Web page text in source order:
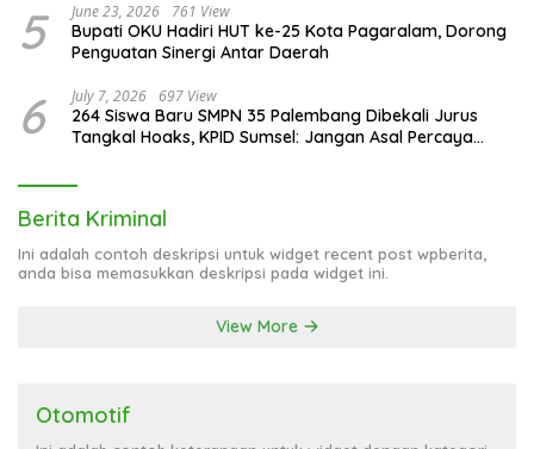
5 June 23, 2026 761 View
Bupati OKU Hadiri HUT ke-25 Kota Pagaralam, Dorong
Penguatan Sinergi Antar Daerah
6 July 7, 2026 697 View
264 Siswa Baru SMPN 35 Palembang Dibekali Jurus
Tangkal Hoaks, KPID Sumsel: Jangan Asal Percaya
Berita Kriminal
Ini adalah contoh deskripsi untuk widget recent post wpberita,
anda bisa memasukkan deskripsi pada widget ini.
View More
Otomotif